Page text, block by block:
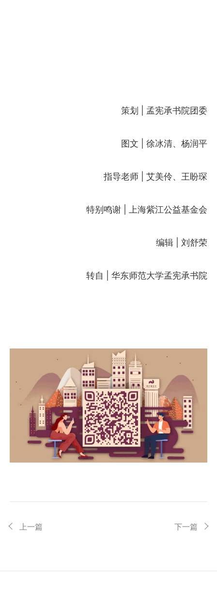
策划 | 孟宪承书院团委
图文 | 徐冰清、杨润平
指导老师 | 艾美伶、王盼琛
特别鸣谢 | 上海紫江公益基金会
编辑 | 刘舒荣
转自 | 华东师范大学孟宪承书院
上一篇 下一篇